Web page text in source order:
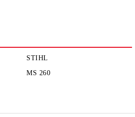
STIHL
MS 260